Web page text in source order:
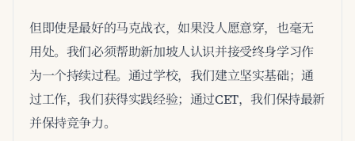
但即使是最好的马克战衣，如果没人愿意穿，也毫无
用处。我们必须帮助新加坡人认识并接受终身学习作
为一个持续过程。通过学校，我们建立坚实基础；通
过工作，我们获得实践经验；通过CET，我们保持最新
并保持竞争力。